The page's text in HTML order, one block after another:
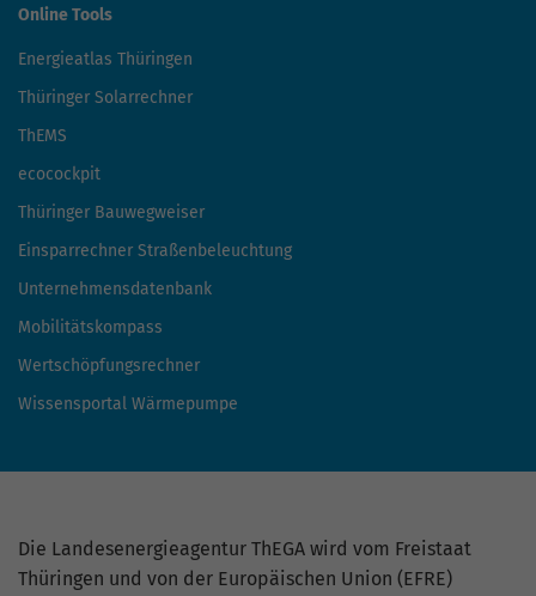
Online Tools
Energieatlas Thüringen
Thüringer Solarrechner
ThEMS
ecocockpit
Thüringer Bauwegweiser
Einsparrechner Straßenbeleuchtung
Unternehmensdatenbank
Mobilitätskompass
Wertschöpfungsrechner
Wissensportal Wärmepumpe
Die Landesenergieagentur ThEGA wird vom Freistaat
Thüringen und von der Europäischen Union (EFRE)